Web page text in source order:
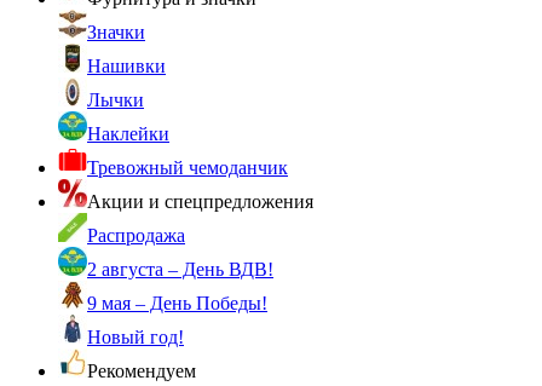
Значки
Нашивки
Лычки
Наклейки
Тревожный чемоданчик
Акции и спецпредложения
Распродажа
2 августа – День ВДВ!
9 мая – День Победы!
Новый год!
Рекомендуем